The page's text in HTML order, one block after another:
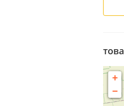
+
−